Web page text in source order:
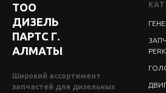
ТОО
ДИЗЕЛЬ
ПАРТС Г.
АЛМАТЫ
Широкий ассортимент
запчастей для дизельных